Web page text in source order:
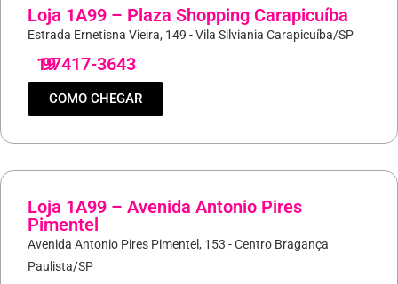
Loja 1A99 – Plaza Shopping Carapicuíba
Estrada Ernetisna Vieira, 149 - Vila Silviania Carapicuíba/SP
19
97417-3643
COMO CHEGAR
Loja 1A99 – Avenida Antonio Pires
Pimentel
Avenida Antonio Pires Pimentel, 153 - Centro Bragança
Paulista/SP